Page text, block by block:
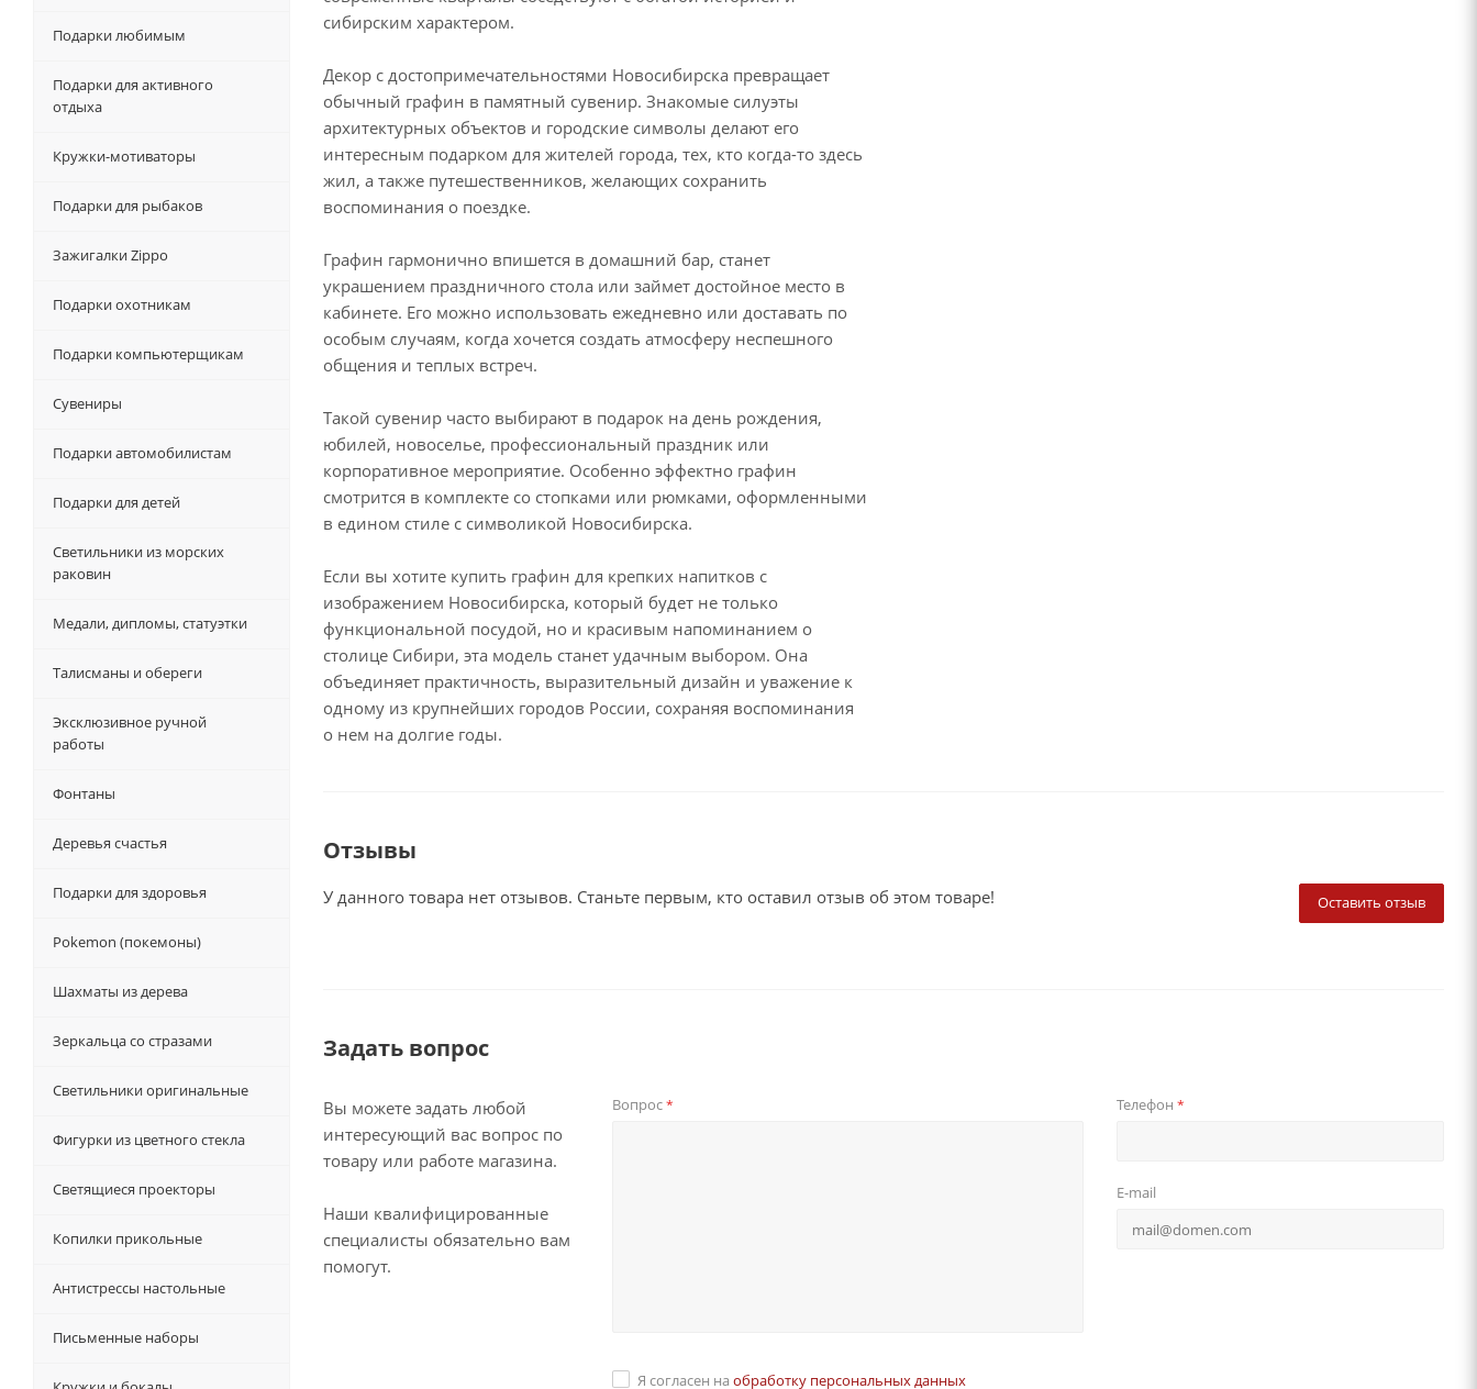
сибирским характером.
Декор с достопримечательностями Новосибирска превращает
обычный графин в памятный сувенир. Знакомые силуэты
архитектурных объектов и городские символы делают его
интересным подарком для жителей города, тех, кто когда-то здесь
жил, а также путешественников, желающих сохранить
воспоминания о поездке.
Графин гармонично впишется в домашний бар, станет
украшением праздничного стола или займет достойное место в
кабинете. Его можно использовать ежедневно или доставать по
особым случаям, когда хочется создать атмосферу неспешного
общения и теплых встреч.
Такой сувенир часто выбирают в подарок на день рождения,
юбилей, новоселье, профессиональный праздник или
корпоративное мероприятие. Особенно эффектно графин
смотрится в комплекте со стопками или рюмками, оформленными
в едином стиле с символикой Новосибирска.
Если вы хотите купить графин для крепких напитков с
изображением Новосибирска, который будет не только
функциональной посудой, но и красивым напоминанием о
столице Сибири, эта модель станет удачным выбором. Она
объединяет практичность, выразительный дизайн и уважение к
одному из крупнейших городов России, сохраняя воспоминания
о нем на долгие годы.
Отзывы
Оставить отзыв
У данного товара нет отзывов. Станьте первым, кто оставил отзыв об этом товаре!
Задать вопрос
Вы можете задать любой
интересующий вас вопрос по
товару или работе магазина.
Наши квалифицированные
специалисты обязательно вам
помогут.
Вопрос* Телефон *
E-mail
Я согласен на обработку персональных данных
Подарки любимым
Подарки для активного
отдыха
Кружки-мотиваторы
Подарки для рыбаков
Зажигалки Zippo
Подарки охотникам
Подарки компьютерщикам
Сувениры
Подарки автомобилистам
Подарки для детей
Светильники из морских
раковин
Медали, дипломы, статуэтки
Талисманы и обереги
Эксклюзивное ручной
работы
Фонтаны
Деревья счастья
Подарки для здоровья
Pokemon (покемоны)
Шахматы из дерева
Зеркальца со стразами
Светильники оригинальные
Фигурки из цветного стекла
Светящиеся проекторы
Копилки прикольные
Антистрессы настольные
Письменные наборы